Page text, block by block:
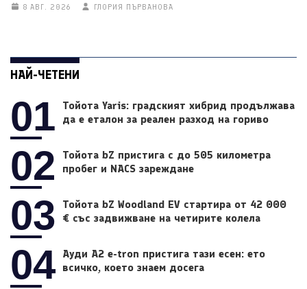
8 АВГ. 2026 ГЛОРИЯ ПЪРВАНОВА
НАЙ-ЧЕТЕНИ
01
Тойота Yaris: градският хибрид продължава
да е еталон за реален разход на гориво
02
Тойота bZ пристига с до 505 километра
пробег и NACS зареждане
03
Тойота bZ Woodland EV стартира от 42 000
€ със задвижване на четирите колела
04 Ауди A2 e-tron пристига тази есен: ето
всичко, което знаем досега